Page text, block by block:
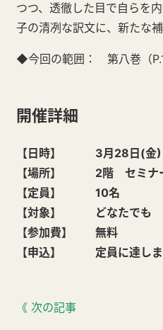
つつ、透徹した目で自らを
子の清冽な訳文に、新たな
◆今回の範囲： 第八巻（
開催詳細
【日時】 3月28日(金
【場所】 2階 セミナー
【定員】 10名
【対象】 どなたでも
【参加費】 無料
【申込】 定員に達しま
《 次の記事